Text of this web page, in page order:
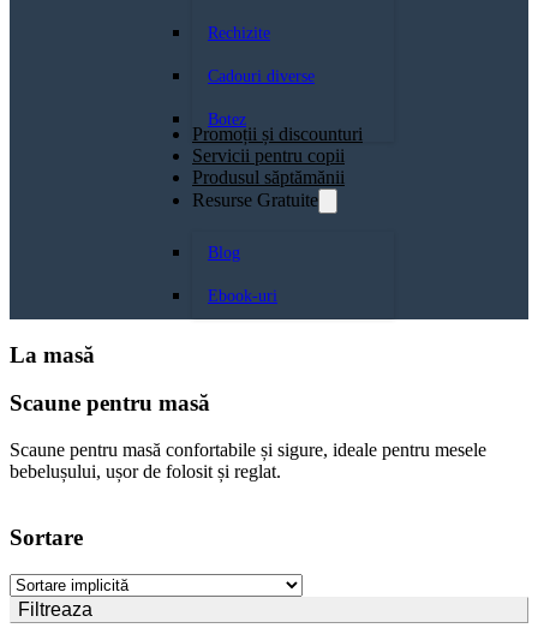
Rechizite
Cadouri diverse
Botez
Promoții și discounturi
Servicii pentru copii
Produsul săptămănii
Resurse Gratuite
Blog
Ebook-uri
La masă
Scaune pentru masă
Scaune pentru masă confortabile și sigure, ideale pentru mesele
bebelușului, ușor de folosit și reglat.
Sortare
Filtreaza